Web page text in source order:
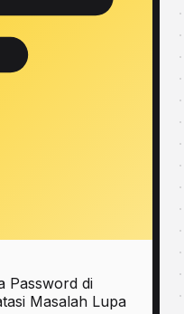
Password di
Masalah Lupa